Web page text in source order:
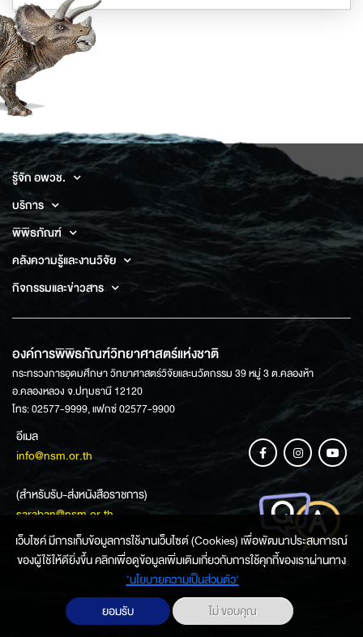
รู้จัก อพวช.
บริการ
พิพิธภัณฑ์
คลังความรู้และงานวิจัย
กิจกรรมและข่าวสาร
องค์การพิพิธภัณฑ์วิทยาศาสตร์แห่งชาติ
กระทรวงการอุดมศึกษา วิทยาศาสตร์วิจัยและนวัตกรรม 39 หมู่ 3 ต.คลองห้า
อ.คลองหลวง จ.ปทุมธานี 12120
โทร: 02577-9999, แฟกซ์ 02577-9900
อีเมล
info@nsm.or.th
(สำหรับรับ-ส่งหนังสือราชการ)
saraban@nsm.or.th
ช่องทางการสอบถามข้อมูล
เว็บไซค์ มีการเก็บข้อมูลการใช้งานเว็บไซต์ (Cookies) เพื่อพัฒนาประสบการณ์
ของผู้ใช้ให้ดียิ่งขึ้น คลิกเพื่อดูข้อมูลเพิ่มเติมเกี่ยวกับการใช้คุกกี้ของเราผ่านทาง
‘นโยบายความเป็นส่วนตัว'
ยอมรับ
ไม่ ขอบคุณ